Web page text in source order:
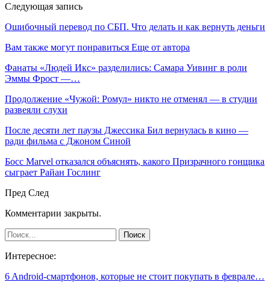
Следующая запись
Ошибочный перевод по СБП. Что делать и как вернуть деньги
Вам также могут понравиться Еще от автора
Фанаты «Людей Икс» разделились: Самара Уивинг в роли
Эммы Фрост —…
Продолжение «Чужой: Ромул» никто не отменял — в студии
развеяли слухи
После десяти лет паузы Джессика Бил вернулась в кино —
ради фильма с Джоном Синой
Босс Marvel отказался объяснять, какого Призрачного гонщика
сыграет Райан Гослинг
Пред След
Комментарии закрыты.
Интересное:
6 Android-смартфонов, которые не стоит покупать в феврале…